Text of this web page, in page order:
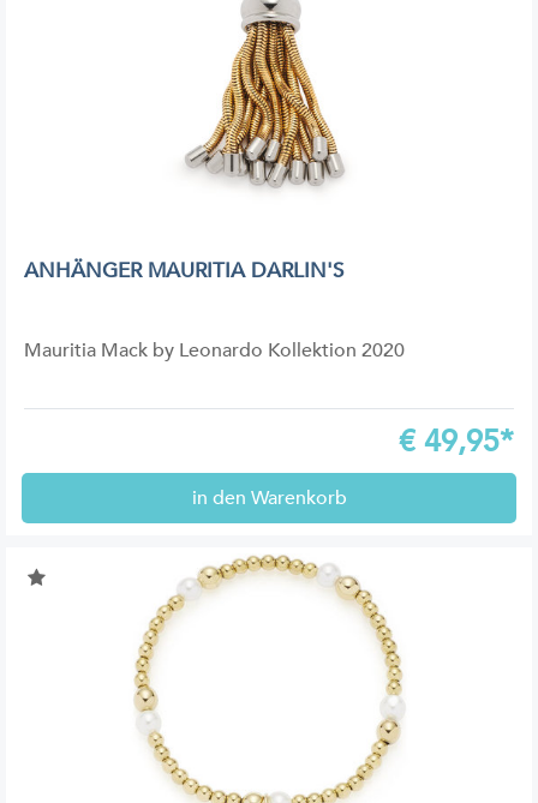
ANHÄNGER MAURITIA DARLIN'S
Mauritia Mack by Leonardo Kollektion 2020
€ 49,95*
in den Warenkorb